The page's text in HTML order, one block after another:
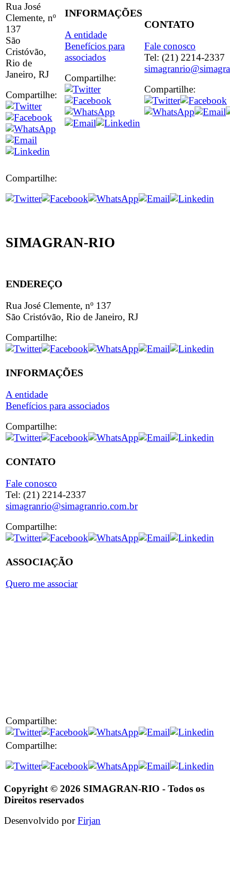
Rua José
Clemente, nº
137
São
Cristóvão,
Rio de
Janeiro, RJ
Compartilhe:
INFORMAÇÕES
A entidade
Benefícios para
associados
Compartilhe:
CONTATO
Fale conosco
Tel: (21) 2214-2337
Compartilhe:
Compartilhe:
SIMAGRAN-RIO
ENDEREÇO
Rua José Clemente, nº 137
São Cristóvão, Rio de Janeiro, RJ
Compartilhe:
INFORMAÇÕES
A entidade
Benefícios para associados
Compartilhe:
CONTATO
Fale conosco
Tel: (21) 2214-2337
simagranrio@simagranrio.com.br
Compartilhe:
ASSOCIAÇÃO
Quero me associar
Compartilhe:
Compartilhe:
Copyright © 2026 SIMAGRAN-RIO - Todos os
Direitos reservados
Desenvolvido porFirjan